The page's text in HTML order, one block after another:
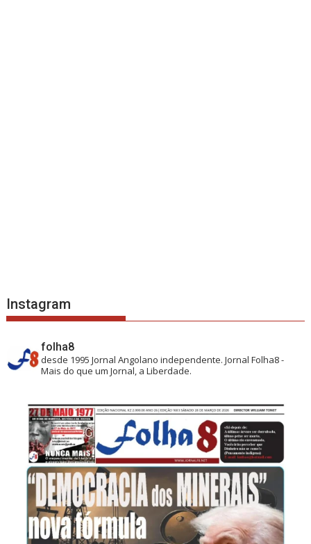
Instagram
folha8
desde 1995 Jornal Angolano independente.Jornal Folha8 -
Mais do que um Jornal, a Liberdade.